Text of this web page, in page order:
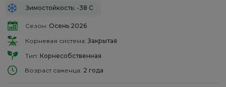
Зимостойкость: -38 С
Сезон: Осень 2026
Корневая система: Закрытая
Тип: Корнесобственная
Возраст саженца: 2 года